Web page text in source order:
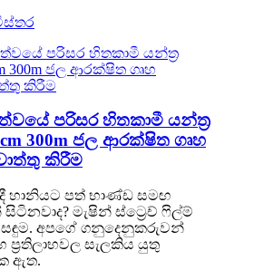
පරිසර හිතකාමී යන්ත්‍ර
300m ජල ආරක්ෂිත ගෘහ
කිරීම
හානියට පත් භාණ්ඩ සමඟ
මැෂින් ස්ට්‍රෙච් ෆිල්ම්
අපගේ ගනුදෙනුකරුවන්
ප්‍රතිලාභවල සැලකිය යුතු
ඇත.